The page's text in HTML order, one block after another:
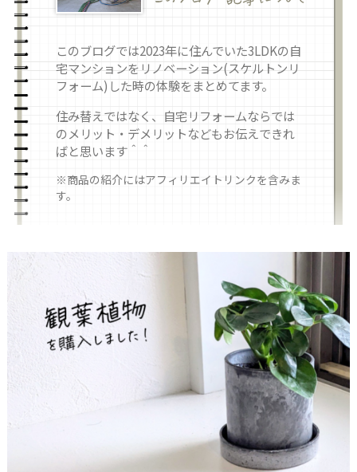
このブログでは2023年に住んでいた3LDKの自
宅マンションをリノベーション(スケルトンリ
フォーム)した時の体験をまとめてます。
住み替えではなく、自宅リフォームならでは
のメリット・デメリットなどもお伝えできれ
ばと思います＾＾
※商品の紹介にはアフィリエイトリンクを含みま
す。